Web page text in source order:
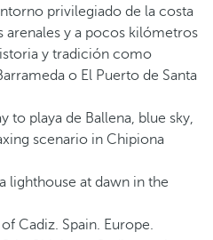
privilegiado de la costa
arenales y a pocos kilómetros
y tradición como
o El Puerto de Santa